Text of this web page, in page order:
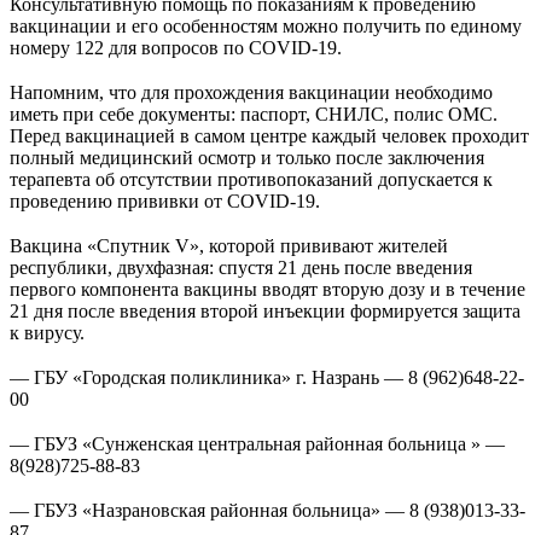
Консультативную помощь по показаниям к проведению
вакцинации и его особенностям можно получить по единому
номеру 122 для вопросов по COVID-19.
Напомним, что для прохождения вакцинации необходимо
иметь при себе документы: паспорт, СНИЛС, полис ОМС.
Перед вакцинацией в самом центре каждый человек проходит
полный медицинский осмотр и только после заключения
терапевта об отсутствии противопоказаний допускается к
проведению прививки от COVID-19.
Вакцина «Спутник V», которой прививают жителей
республики, двухфазная: спустя 21 день после введения
первого компонента вакцины вводят вторую дозу и в течение
21 дня после введения второй инъекции формируется защита
к вирусу.
— ГБУ «Городская поликлиника» г. Назрань — 8 (962)648-22-
00
— ГБУЗ «Сунженская центральная районная больница » —
8(928)725-88-83
— ГБУЗ «Назрановская районная больница» — 8 (938)013-33-